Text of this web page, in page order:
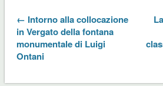
← Intorno alla collocazione
in Vergato della fontana
monumentale di Luigi
Ontani